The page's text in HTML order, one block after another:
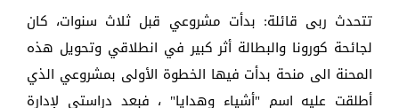
تتحدث ربى قائلة: بدأت مشروعي قبل ثلاث سنوات، كان
لجائحة كورونا والبطالة أثر كبير في انطلاقي وتحويل هذه
المحنة الى منحة بدأت فيها الخطوة الأولى بمشروعي الذي
أطلقت عليه اسم "أشياء وهدايا" ، فبعد دراستي لإدارة